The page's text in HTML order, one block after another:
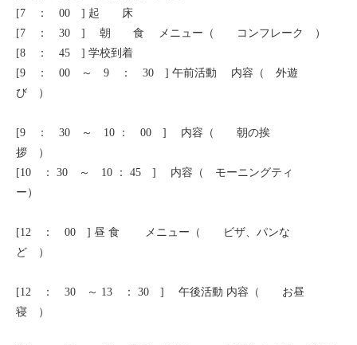
カンボジア
スリランカ
セブ
タイ
台湾
ニュージーランド
ネパール
[7 ： 00 ] 起 床
[7 ： 30 ] 朝 食 メニュー（ コンフレーク ）
[8 ： 45 ] 学校到着
[9 ： 00 ～ 9 ： 30 ] 午前活動 内容（ 外遊
び ）
[9 ： 30 ～ 10 ： 00 ] 内容（ 朝の挨
拶 ）
[10 ： 30 ～ 10 ： 45 ] 内容（ モーニングティ
ー）
[12 ： 00 ] 昼 食 メニュー（ ビザ、パンな
ど ）
[12 ： 30 ～ 13 ： 30 ] 午後活動 内容（ お昼
寝 ）